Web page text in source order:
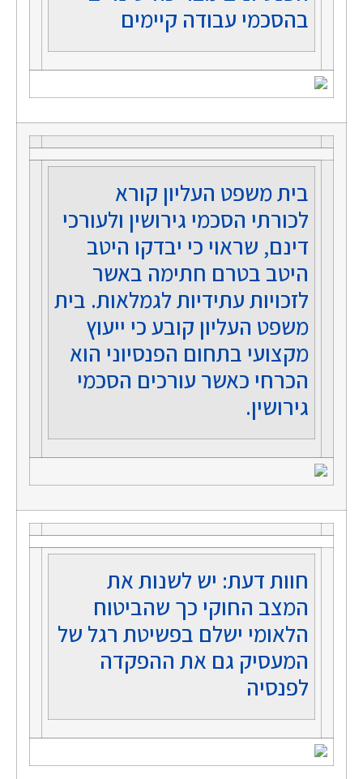
בהסכמי עבודה קיימים
בית משפט העליון קורא
לכורתי הסכמי גירושין ולעורכי
דינם, שראוי כי יבדקו היטב
היטב בטרם חתימה באשר
לזכויות עתידיות לגמלאות. בית
משפט העליון קובע כי ייעוץ
מקצועי בתחום הפנסיוני הוא
הכרחי כאשר עורכים הסכמי
גירושין.
חוות דעת: יש לשנות את
המצב החוקי כך שהביטוח
הלאומי ישלם בפשיטת רגל של
המעסיק גם את ההפקדה
לפנסיה